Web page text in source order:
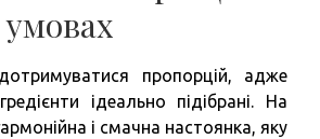
пропорцій, адже
ідеально підібрані. На
і смачна настоянка, яку